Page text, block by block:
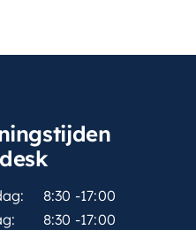
8:30 -17:00
8:30 -17:00